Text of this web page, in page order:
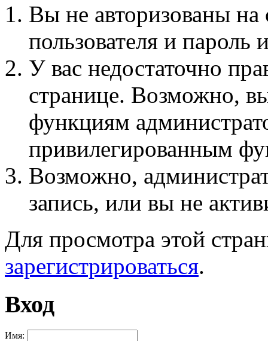
Вы не авторизованы на
пользователя и пароль
У вас недостаточно
странице. Возможно,
функциям
привилегированным
Возможно,
запись, или вы не
Для просмотра этой
зарегистрироваться.
Вход
Имя: